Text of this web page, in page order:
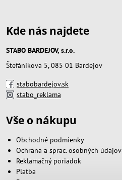
Kde nás najdete
STABO BARDEJOV, s.r.o.
Štefánikova 5, 085 01 Bardejov
stabobardejov.sk
stabo_reklama
Vše o nákupu
Obchodné podmienky
Ochrana a sprac. osobných údajov
Reklamačný poriadok
Platba